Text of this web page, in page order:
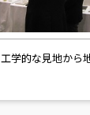
的な見地から